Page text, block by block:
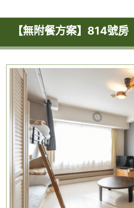
【無附餐方案】814號房